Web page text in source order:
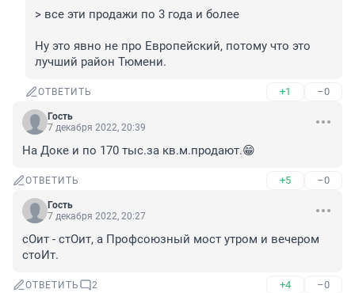
> все эти продажи по 3 года и более
Ну это явно не про Европейский, потому что это
лучший район Тюмени.
ОТВЕТИТЬ +1 –0
Гость
7 декабря 2022, 20:39
На Доке и по 170 тыс.за кв.м.продают.😁
ОТВЕТИТЬ +5 –0
Гость
7 декабря 2022, 20:27
сОит - стОит, а Профсоюзный мост утром и вечером
стоИт.
ОТВЕТИТЬ 2 +4 –0